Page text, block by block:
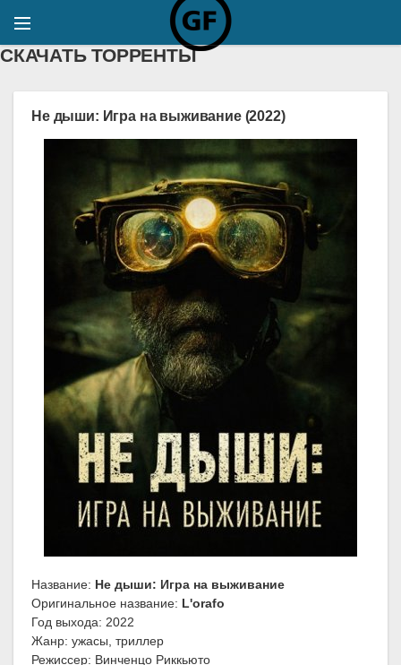
СКАЧАТЬ ТОРРЕНТЫ
Не дыши: Игра на выживание (2022)
Название: Не дыши: Игра на выживание
Оригинальное название: L'orafo
Год выхода: 2022
Жанр: ужасы, триллер
Режиссер: Винченцо Риккьюто